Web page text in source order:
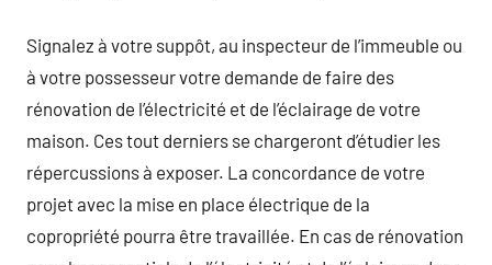
Signalez à votre suppôt, au inspecteur de l’immeuble ou
à votre possesseur votre demande de faire des
rénovation de l’électricité et de l’éclairage de votre
maison. Ces tout derniers se chargeront d’étudier les
répercussions à exposer. La concordance de votre
projet avec la mise en place électrique de la
copropriété pourra être travaillée. En cas de rénovation